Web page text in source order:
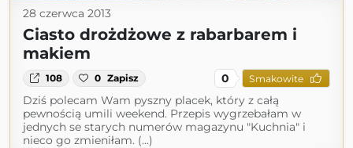
28 czerwca 2013
Ciasto drożdżowe z rabarbarem i
makiem
108 0 Zapisz 0 Smakowite
Dziś polecam Wam pyszny placek, który z całą
pewnością umili weekend. Przepis wygrzebałam w
jednych se starych numerów magazynu "Kuchnia" i
nieco go zmieniłam. (...)